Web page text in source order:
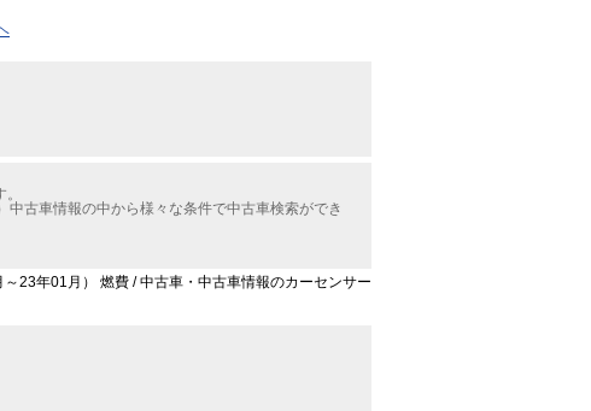
古車情報の中から様々な条件で中古車検索ができ
23年01月） 燃費 / 中古車・中古車情報のカーセンサー